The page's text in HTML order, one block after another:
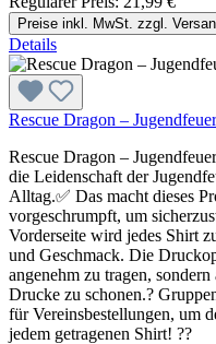
Preise inkl. MwSt. zzgl.
Details
Rescue Dragon –
Rescue Dragon –
die Leidenschaft der
Alltag.✅ Das macht dieses
vorgeschrumpft, um
Vorderseite wird jedes Shirt
und Geschmack. Die
angenehm zu tragen,
Drucke zu schonen.?
für Vereinsbestellungen, um
jedem getragenen Shirt! ??